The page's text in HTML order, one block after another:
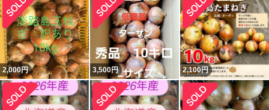
2,000円 3,500円 2,100円